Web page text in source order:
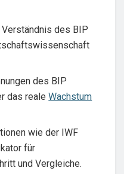
Verständnis des BIP
des BIP
das realeWachstum
wie der IWF
für
und Vergleiche.